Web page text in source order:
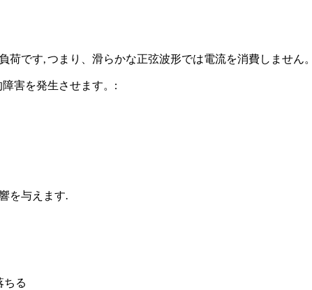
荷です, つまり、滑らかな正弦波形では電流を消費しません。.
害を発生させます。:
を与えます.
ちる